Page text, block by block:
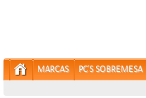
MARCAS PC'S SOBREMESA